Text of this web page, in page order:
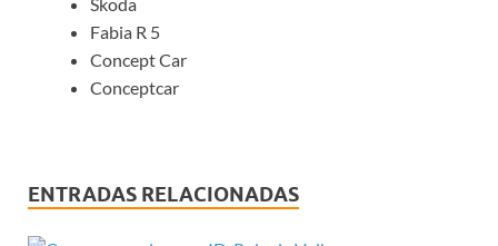
Skoda
Fabia R 5
Concept Car
Conceptcar
ENTRADAS RELACIONADAS